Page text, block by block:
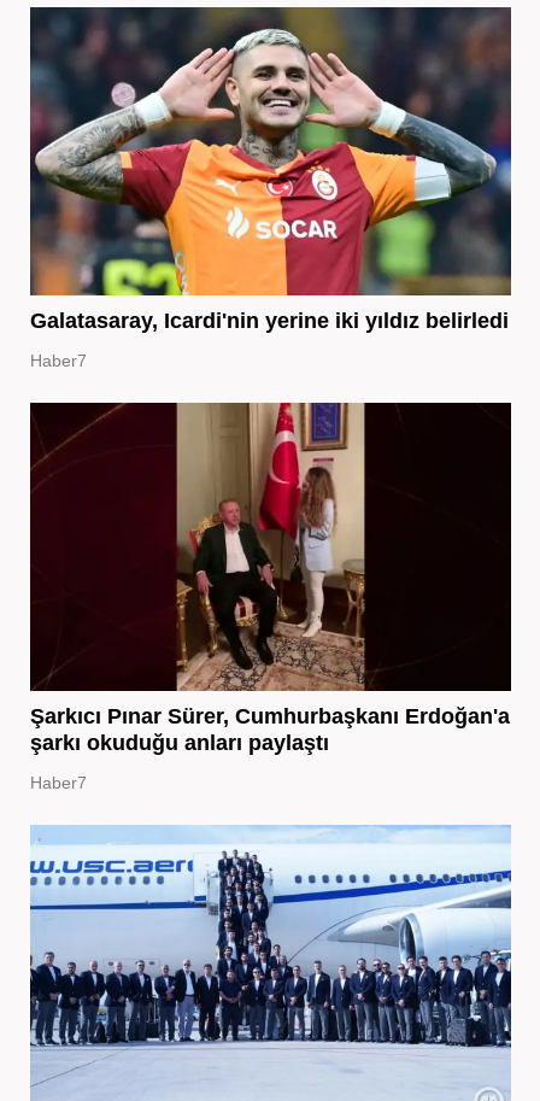
Galatasaray, Icardi'nin yerine iki yıldız belirledi
Haber7
Şarkıcı Pınar Sürer, Cumhurbaşkanı Erdoğan'a
şarkı okuduğu anları paylaştı
Haber7